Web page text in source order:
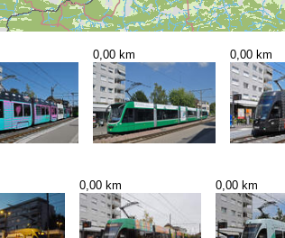
0,00 km 0,00 km
0,00 km 0,00 km